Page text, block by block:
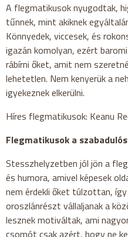
A flegmatikusok nyugodtak,
tűnnek, mint akiknek
Könnyedek, viccesek, és
igazán komolyan, ezért
rábírni őket, amit nem
lehetetlen. Nem kenyerük a
igyekeznek elkerülni.
Híres flegmatikusok: Keanu
Flegmatikusok a
Stesszhelyzetben jól jön a
és humora, amivel képesek
nem érdekli őket túlzottan,
oroszlánrészt vállaljanak a
lesznek motiváltak, ami
csomót csak azért, hogy ne